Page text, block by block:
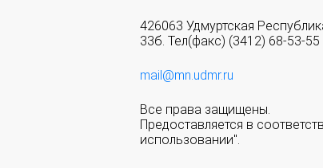
426063 Удмуртская
33б. Тел(факс) (3412) 68-53-55
mail@mn.udmr.ru
Все права защищены.
Предоставляется в
использовании".